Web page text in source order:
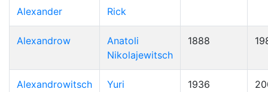
Alexander Rick
Alexandrow
Anatoli
Nikolajewitsch
1888
Alexandrowitsch
Yuri 1936